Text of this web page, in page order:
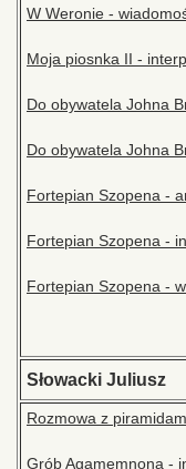
W Weronie -
Moja piosnka II -
Do obywatela Johna
Do obywatela Johna
Fortepian Szopena -
Fortepian Szopena -
Fortepian Szopena -
Słowacki Juliusz
Rozmowa z
Grób Agamemnona -